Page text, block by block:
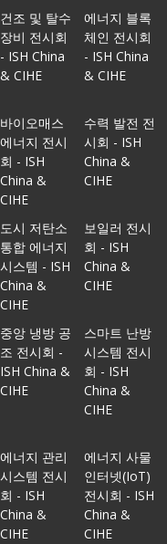
건조 및 탈수
장비 전시회
- ISH China
& CIHE
에너지 블록
체인 전시회
- ISH China
& CIHE
바이오매스
에너지 전시
회 - ISH
China &
CIHE
수력 발전 전
시회 - ISH
China &
CIHE
도시 저탄소
통합 에너지
시스템 - ISH
China &
CIHE
보일러 전시
회 - ISH
China &
CIHE
중앙 냉방 공
조 전시회 -
ISH China &
CIHE
스마트 난방
시스템 전시
회 - ISH
China &
CIHE
에너지 관리
시스템 전시
회 - ISH
China &
CIHE
에너지 사물
인터넷(IoT)
전시회 - ISH
China &
CIHE